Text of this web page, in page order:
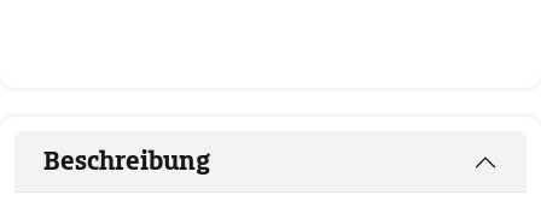
Beschreibung